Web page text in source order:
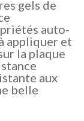
gels de
auto-
appliquer et
la plaque
aux
belle